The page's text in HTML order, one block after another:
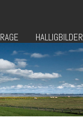
HALLIGBILDER